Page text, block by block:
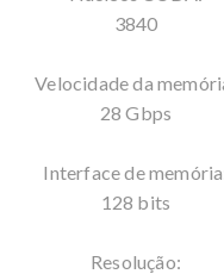
3840
Velocidade da
28 Gbps
Interface de
128 bits
Resolução: